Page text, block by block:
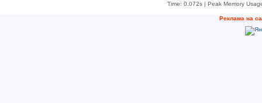
Time: 0.072s| Peak Memory
Реклама на